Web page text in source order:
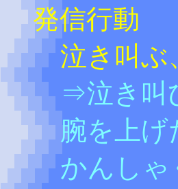
発信行動
泣き叫ぶ
⇒泣き叫
腕を上
かんしゃ